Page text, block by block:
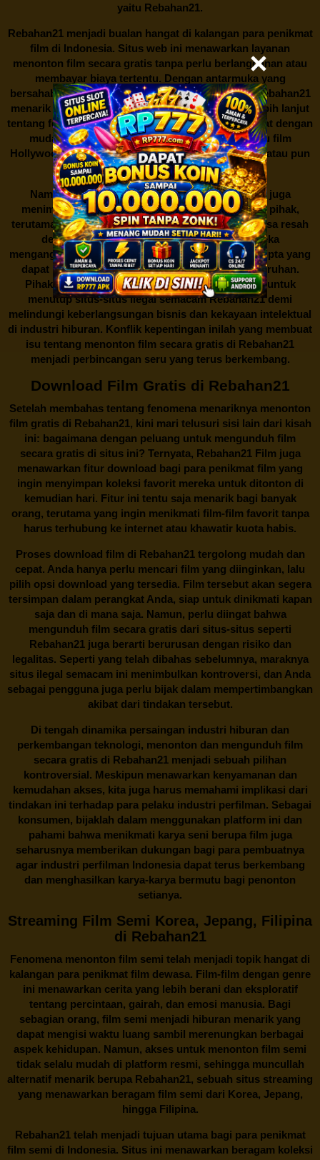
yaitu Rebahan21.
Rebahan21menjadi bualan hangat di kalangan para penikmat
film di Indonesia. Situs web ini menawarkan layanan
menonton film secara gratis tanpa perlu berlangganan atau
membayar biaya tertentu. Dengan antarmuka yang
bersahabat dan koleksi film yang cukup lengkap,Rebahan21
menarik minat banyak orang untuk mencari tahu lebih lanjut
tentang fenomena ini. Sebagai pengguna, Anda dapat dengan
mudah mencari film yang ingin ditonton, baik itu film
Hollywood terbaru, drama Korea yang sedang hits, atau pun
produksi film lokal dengan kualitas terbaik.
Namun, seperti halnya cerita manis,Rebahan21juga
menimbulkan kontroversi di industri film. Banyak pihak,
terutama produsen film dan pemilik hak cipta, merasa resah
dengan maraknya situs-situs seperti ini. Mereka
menganggapnya sebagai bentuk pelanggaran hak cipta yang
dapat merugikan industri perfilman secara keseluruhan.
Pihak berwenang pun turut terlibat dalam upaya untuk
menutup situs-situs ilegal semacam Rebahan21 demi
melindungi keberlangsungan bisnis dan kekayaan intelektual
di industri hiburan. Konflik kepentingan inilah yang membuat
isu tentang menonton film secara gratis di Rebahan21
menjadi perbincangan seru yang terus berkembang.
Download Film Gratis di Rebahan21
Setelah membahas tentang fenomena menariknya menonton
film gratis di Rebahan21, kini mari telusuri sisi lain dari kisah
ini: bagaimana dengan peluang untuk mengunduh film
secara gratis di situs ini? Ternyata, Rebahan21 Film juga
menawarkan fitur download bagi para penikmat film yang
ingin menyimpan koleksi favorit mereka untuk ditonton di
kemudian hari. Fitur ini tentu saja menarik bagi banyak
orang, terutama yang ingin menikmati film-film favorit tanpa
harus terhubung ke internet atau khawatir kuota habis.
Proses download film di Rebahan21tergolong mudah dan
cepat. Anda hanya perlu mencari film yang diinginkan, lalu
pilih opsi download yang tersedia. Film tersebut akan segera
tersimpan dalam perangkat Anda, siap untuk dinikmati kapan
saja dan di mana saja. Namun, perlu diingat bahwa
mengunduh film secara gratis dari situs-situs seperti
Rebahan21 juga berarti berurusan dengan risiko dan
legalitas. Seperti yang telah dibahas sebelumnya, maraknya
situs ilegal semacam ini menimbulkan kontroversi, dan Anda
sebagai pengguna juga perlu bijak dalam mempertimbangkan
akibat dari tindakan tersebut.
Di tengah dinamika persaingan industri hiburan dan
perkembangan teknologi, menonton dan mengunduh film
secara gratis di Rebahan21 menjadi sebuah pilihan
kontroversial. Meskipun menawarkan kenyamanan dan
kemudahan akses, kita juga harus memahami implikasi dari
tindakan ini terhadap para pelaku industri perfilman. Sebagai
konsumen, bijaklah dalam menggunakan platform ini dan
pahami bahwa menikmati karya seni berupa film juga
seharusnya memberikan dukungan bagi para pembuatnya
agar industri perfilman Indonesia dapat terus berkembang
dan menghasilkan karya-karya bermutu bagi penonton
setianya.
Streaming Film Semi Korea, Jepang, Filipina
di Rebahan21
Fenomena menonton film semi telah menjadi topik hangat di
kalangan para penikmat film dewasa. Film-film dengan genre
ini menawarkan cerita yang lebih berani dan eksploratif
tentang percintaan, gairah, dan emosi manusia. Bagi
sebagian orang, film semi menjadi hiburan menarik yang
dapat mengisi waktu luang sambil merenungkan berbagai
aspek kehidupan. Namun, akses untuk menonton film semi
tidak selalu mudah di platform resmi, sehingga muncullah
alternatif menarik berupa Rebahan21, sebuah situs streaming
yang menawarkan beragam film semi dari Korea, Jepang,
hingga Filipina.
Rebahan21telah menjadi tujuan utama bagi para penikmat
film semi di Indonesia. Situs ini menawarkan beragam koleksi